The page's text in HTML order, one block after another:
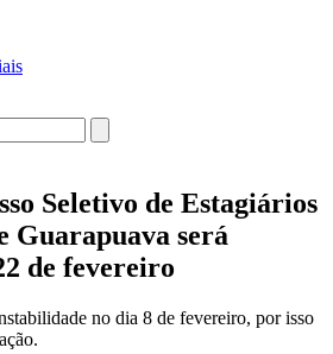
Seletivo de Estagiários
Guarapuava será
de fevereiro
no dia 8 de fevereiro, por isso